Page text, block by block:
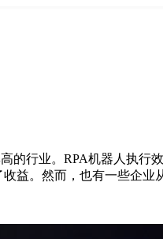
行业。RPA机器人执行
益。然而，也有一些企业